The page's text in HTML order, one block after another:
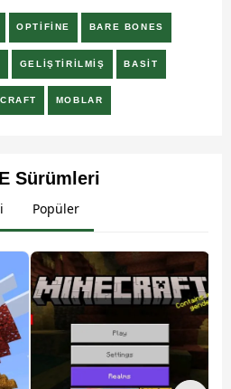
OPTIFINE BARE BONES
GELİŞTİRİLMİŞ BASİT
MOBLAR
Sürümleri
Popüler